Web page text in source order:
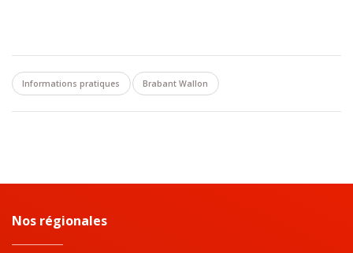
Informations pratiques Brabant Wallon
Nos régionales